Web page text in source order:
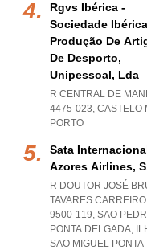
Rgvs Ibérica -
Sociedade
Produção De
De Desporto,
Unipessoal, Lda
R CENTRAL DE
4475-023, CASTELO
PORTO
Sata
Azores Airlines,
R DOUTOR JOSÉ
TAVARES CARREIRO
9500-119, SAO
PONTA DELGADA,
SAO MIGUEL PONTA